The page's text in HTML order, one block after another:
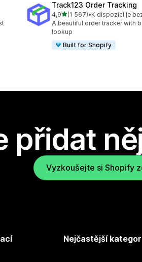
Track123 Order Tracking
4,9z 5 hvězd
(1 567)
Celkový počet recenzí: 1567
•K dispozici je
A beautiful order tracker with
lookup
Built for Shopify
přidat
Vyzkoušejte si Shopify
Nejčastější